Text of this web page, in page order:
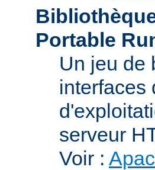
Portable
Un jeu de
interfaces
serveur
Voir :